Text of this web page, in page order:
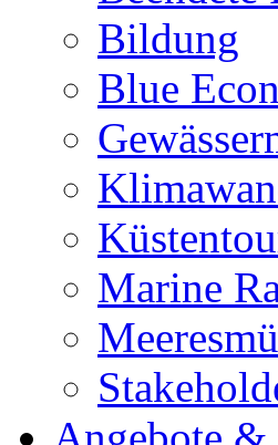
Bildung
Blue
Marine